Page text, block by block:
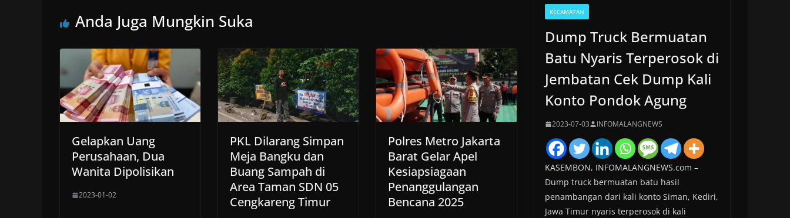
Anda Juga Mungkin Suka
Gelapkan Uang
Perusahaan, Dua
Wanita Dipolisikan
2023-01-02
PKL Dilarang Simpan
Meja Bangku dan
Buang Sampah di
Area Taman SDN 05
Cengkareng Timur
Polres Metro Jakarta
Barat Gelar Apel
Kesiapsiagaan
Penanggulangan
Bencana 2025
KECAMATAN
Dump Truck Bermuatan
Batu Nyaris Terperosok di
Jembatan Cek Dump Kali
Konto Pondok Agung
2023-07-03 INFOMALANGNEWS
KASEMBON, INFOMALANGNEWS.com –
Dump truck bermuatan batu hasil
penambangan dari kali konto Siman, Kediri,
Jawa Timur nyaris terperosok di kali